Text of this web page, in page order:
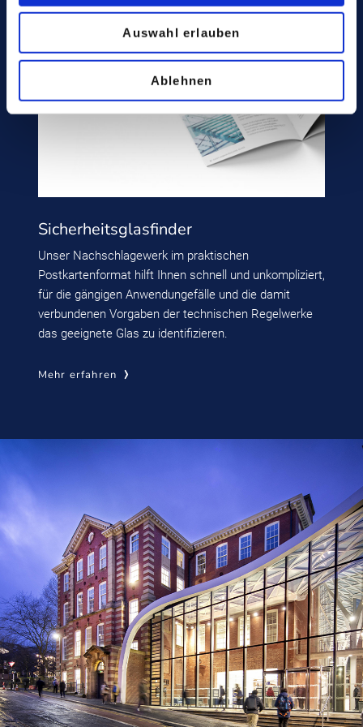
Auswahl erlauben
Ablehnen
Sicherheitsglasfinder
Unser Nachschlagewerk im praktischen
Postkartenformat hilft Ihnen schnell und unkompliziert,
für die gängigen Anwendungefälle und die damit
verbundenen Vorgaben der technischen Regelwerke
das geeignete Glas zu identifizieren.
Mehr erfahren